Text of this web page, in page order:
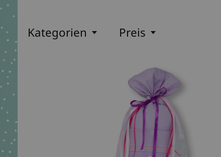
Kategorien Preis